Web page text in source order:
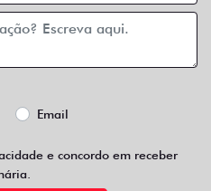
Email
e concordo em receber